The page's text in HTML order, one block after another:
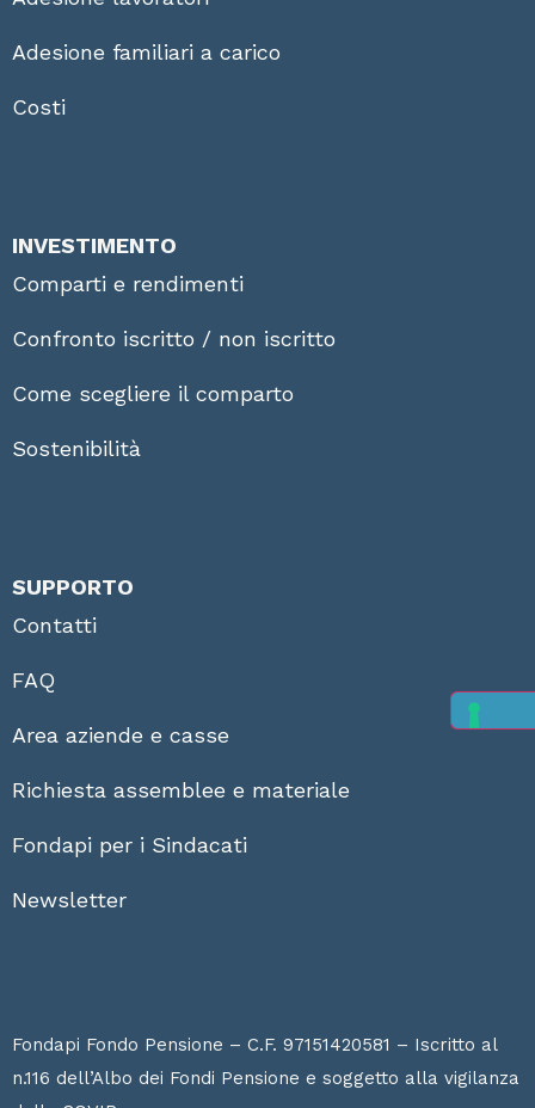
Adesione familiari a carico
Costi
INVESTIMENTO
Comparti e rendimenti
Confronto iscritto / non iscritto
Come scegliere il comparto
Sostenibilità
SUPPORTO
Contatti
FAQ
Area aziende e casse
Richiesta assemblee e materiale
Fondapi per i Sindacati
Newsletter
Fondapi Fondo Pensione – C.F. 97151420581 – Iscritto al
n.116 dell’Albo dei Fondi Pensione e soggetto alla vigilanza